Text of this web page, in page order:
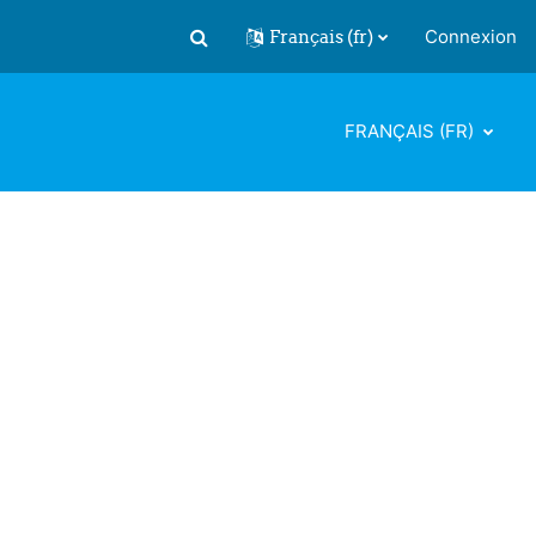
Activer/désactiver la saisie de
Français ‎(fr)‎ Connexion
FRANÇAIS ‎(FR)‎